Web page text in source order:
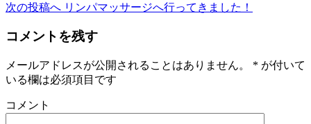
次の投稿へ リンパマッサージへ行ってきました！
コメントを残す
メールアドレスが公開されることはありません。 * が付いて
いる欄は必須項目です
コメント